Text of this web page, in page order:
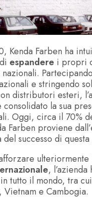
Kenda Farben ha
espandere i propri
e stringendo
distributori esteri,
la sua
Oggi, circa il 70%
Farben proviene
del successo di
, l’azienda
tutto il mondo, tra
e Cambogia.